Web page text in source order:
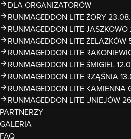
DLA ORGANIZATORÓW
RUNMAGEDDON LITE ŻORY
RUNMAGEDDON LITE
RUNMAGEDDON LITE
RUNMAGEDDON LITE
RUNMAGEDDON LITE ŚMIGIEL
RUNMAGEDDON LITE RZĄŚNIA
RUNMAGEDDON LITE KAMIENNA
RUNMAGEDDON LITE UNIEJÓW
PARTNERZY
GALERIA
FAQ